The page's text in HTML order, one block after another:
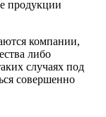
продукции
компании,
либо
случаях под
совершенно